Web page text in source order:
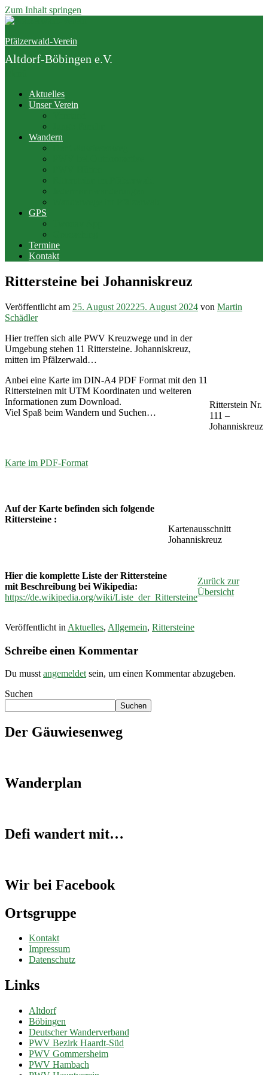
Zum Inhalt springen
Pfälzerwald-Verein
Altdorf-Böbingen e.V.
Aktuelles
Unser Verein
Wandern
GPS
Termine
Kontakt
Rittersteine bei Johanniskreuz
Veröffentlicht am 25. August 202225. August 2024 von Martin
Schädler
Hier treffen sich alle PWV Kreuzwege und in der
Umgebung stehen 11 Rittersteine. Johanniskreuz,
mitten im Pfälzerwald…
Anbei eine Karte im DIN-A4 PDF Format mit den 11
Rittersteinen mit UTM Koordinaten und weiteren
Informationen zum Download.
Viel Spaß beim Wandern und Suchen…
Karte im PDF-Format
Ritterstein Nr.
111 –
Johanniskreuz
Auf der Karte befinden sich folgende
Rittersteine :
Kartenausschnitt
Johanniskreuz
Hier die komplette Liste der Rittersteine
mit Beschreibung bei Wikipedia:
https://de.wikipedia.org/wiki/Liste_der_Rittersteine
Zurück zur
Übersicht
Veröffentlicht in Aktuelles, Allgemein, Rittersteine
Schreibe einen Kommentar
Du musst angemeldet sein, um einen Kommentar abzugeben.
Suchen
Suchen
Der Gäuwiesenweg
Wanderplan
Defi wandert mit…
Wir bei Facebook
Ortsgruppe
Kontakt
Impressum
Datenschutz
Links
Altdorf
Böbingen
Deutscher Wanderverband
PWV Bezirk Haardt-Süd
PWV Gommersheim
PWV Hambach